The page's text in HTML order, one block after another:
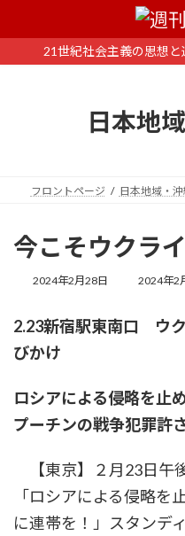
ン
ー
21世紀社会主義の思想
日本地
フロントページ 日本地域・
今こそウクラ
2024年2月28日
最
2024年2
2.23新宿駅東南口 ウ
びかけ
ロシアによる侵略を止
プーチンの戦争犯罪許
【東京】２月23日午
「ロシアによる侵略
に連帯を！」スタンデ